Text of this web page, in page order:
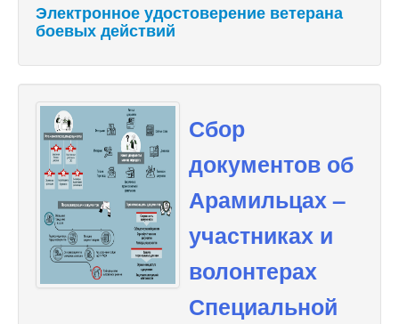
Электронное удостоверение ветерана
боевых действий
Сбор
документов об
Арамильцах –
участниках и
волонтерах
Специальной